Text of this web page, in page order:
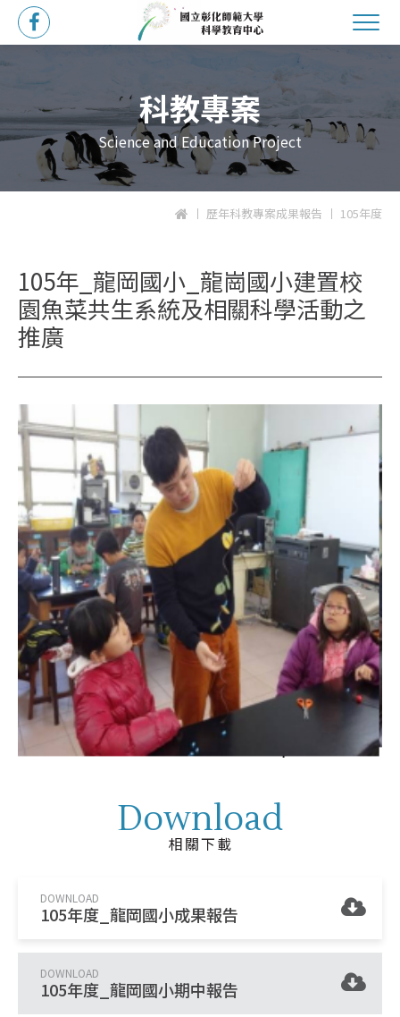
科教專案
Science and Education Project
歷年科教專案成果報告 105年度
105年_龍岡國小_龍崗國小建置校
園魚菜共生系統及相關科學活動之
推廣
Download
相關下載
DOWNLOAD
105年度_龍岡國小成果報告
DOWNLOAD
105年度_龍岡國小期中報告